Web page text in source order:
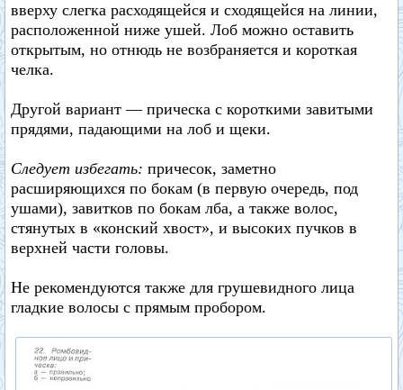
вверху слегка расходящейся и сходящейся на линии,
расположенной ниже ушей. Лоб можно оставить
открытым, но отнюдь не возбраняется и короткая
челка.
Другой вариант — прическа с короткими завитыми
прядями, падающими на лоб и щеки.
Следует избегать: причесок, заметно
расширяющихся по бокам (в первую очередь, под
ушами), завитков по бокам лба, а также волос,
стянутых в «конский хвост», и высоких пучков в
верхней части головы.
Не рекомендуются также для грушевидного лица
гладкие волосы с прямым пробором.